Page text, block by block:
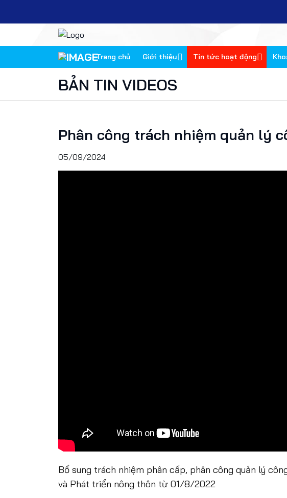
Trang chủ Giới thiệu Tin tức hoạt động
BẢN TIN VIDEOS
Phân công trách nhiệm quản lý
05/09/2024
Bổ sung trách nhiệm phân cấp, phân công quản lý
và Phát triển nông thôn từ 01/8/2022